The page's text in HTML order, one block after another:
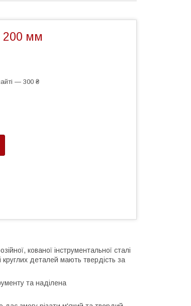
200 мм
— 300 ₴
кованої інструментальної сталі
круглих деталей мають твердість за
та наділена